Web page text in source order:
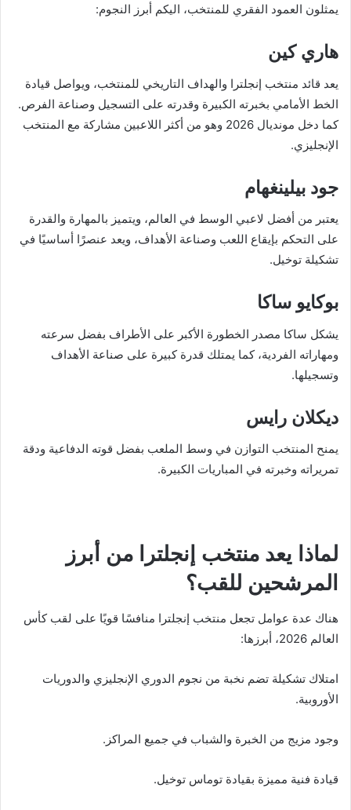
يمثلون العمود الفقري للمنتخب، اليكم أبرز النجوم:
هاري كين
يعد قائد منتخب إنجلترا والهداف التاريخي للمنتخب، ويواصل قيادة
الخط الأمامي بخبرته الكبيرة وقدرته على التسجيل وصناعة الفرص.
كما دخل مونديال 2026 وهو من أكثر اللاعبين مشاركة مع المنتخب
الإنجليزي.
جود بيلينغهام
يعتبر من أفضل لاعبي الوسط في العالم، ويتميز بالمهارة والقدرة
على التحكم بإيقاع اللعب وصناعة الأهداف، ويعد عنصرًا أساسيًا في
تشكيلة توخيل.
بوكايو ساكا
يشكل ساكا مصدر الخطورة الأكبر على الأطراف بفضل سرعته
ومهاراته الفردية، كما يمتلك قدرة كبيرة على صناعة الأهداف
وتسجيلها.
ديكلان رايس
يمنح المنتخب التوازن في وسط الملعب بفضل قوته الدفاعية ودقة
تمريراته وخبرته في المباريات الكبيرة.
لماذا يعد منتخب إنجلترا من أبرز
المرشحين للقب؟
هناك عدة عوامل تجعل منتخب إنجلترا منافسًا قويًا على لقب كأس
العالم 2026، أبرزها:
امتلاك تشكيلة تضم نخبة من نجوم الدوري الإنجليزي والدوريات
الأوروبية.
وجود مزيج من الخبرة والشباب في جميع المراكز.
قيادة فنية مميزة بقيادة توماس توخيل.